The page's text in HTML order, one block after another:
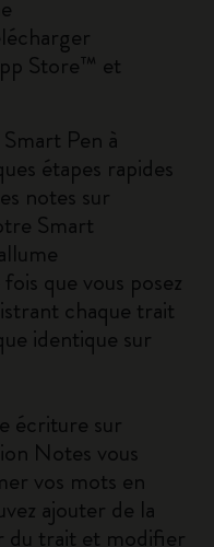
Store™ et
Pen à
étapes rapides
notes sur
Smart
que vous posez
chaque trait
identique sur
écriture sur
Notes vous
vos mots en
ajouter de la
du trait et modifier